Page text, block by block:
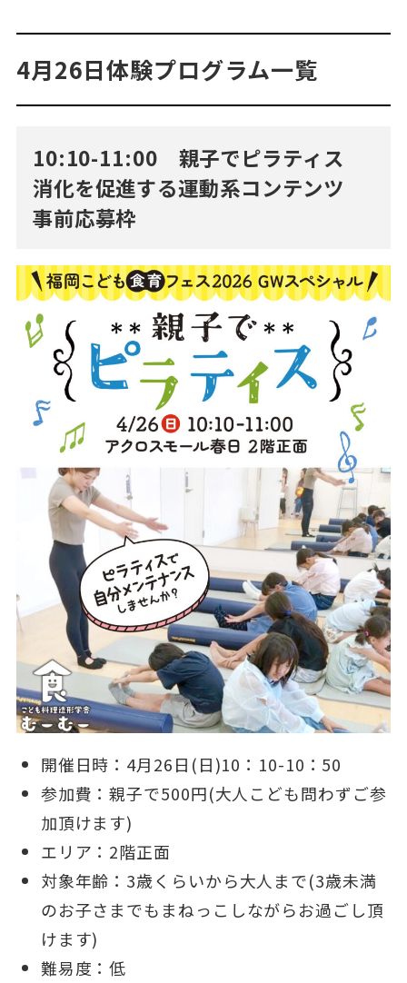
4月26日体験プログラム一覧
10:10-11:00 親子でピラティス
消化を促進する運動系コンテンツ
事前応募枠
開催日時：4月26日(日)10：10-10：50
参加費：親子で500円(大人こども問わずご参
加頂けます)
エリア：2階正面
対象年齢：3歳くらいから大人まで(3歳未満
のお子さまでもまねっこしながらお過ごし頂
けます)
難易度：低